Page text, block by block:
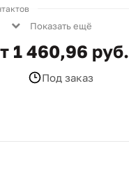
Показать ещё
1 460,96 руб.
Под заказ